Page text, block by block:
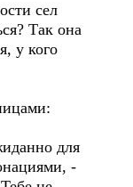
сел
Так она
у кого
для
-